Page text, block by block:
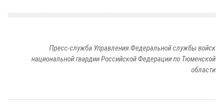
Пресс-служба Управления Федеральной службы войск
национальной гвардии Российской Федерации по Тюменской
области